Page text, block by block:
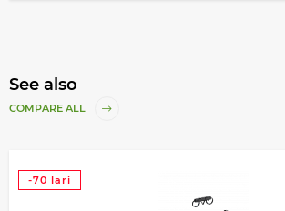
See also
COMPARE ALL
-70 lari